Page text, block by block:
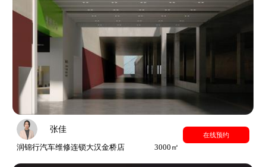
张佳
润锦行汽车维修连锁大汉金桥店 3000㎡
在线预约